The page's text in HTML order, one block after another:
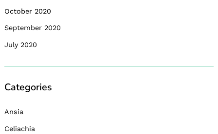
October 2020
September 2020
July 2020
Categories
Ansia
Celiachia